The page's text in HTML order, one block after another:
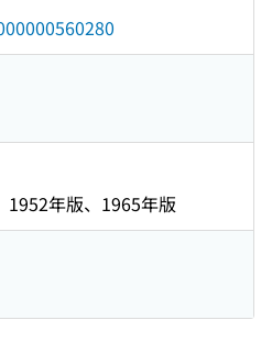
1952年版、1965年版